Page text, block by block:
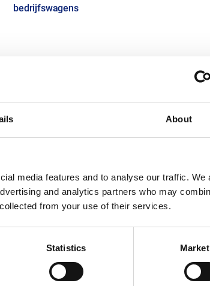
About
media features and to analyse our traffic. We
and analytics partners who may
from your use of their services.
Statistics
bedrijfswagens
09/12/2024
Our roaming network